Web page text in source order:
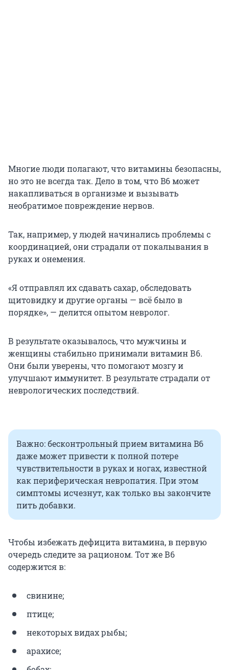
Многие люди полагают, что витамины безопасны,
но это не всегда так. Дело в том, что B6 может
накапливаться в организме и вызывать
необратимое повреждение нервов.
Так, например, у людей начинались проблемы с
координацией, они страдали от покалывания в
руках и онемения.
«Я отправлял их сдавать сахар, обследовать
щитовидку и другие органы — всё было в
порядке», — делится опытом невролог.
В результате оказывалось, что мужчины и
женщины стабильно принимали витамин В6.
Они были уверены, что помогают мозгу и
улучшают иммунитет. В результате страдали от
неврологических последствий.
Важно: бесконтрольный прием витамина B6
даже может привести к полной потере
чувствительности в руках и ногах, известной
как периферическая невропатия. При этом
симптомы исчезнут, как только вы закончите
пить добавки.
Чтобы избежать дефицита витамина, в первую
очередь следите за рационом. Тот же В6
содержится в:
свинине;
птице;
некоторых видах рыбы;
арахисе;